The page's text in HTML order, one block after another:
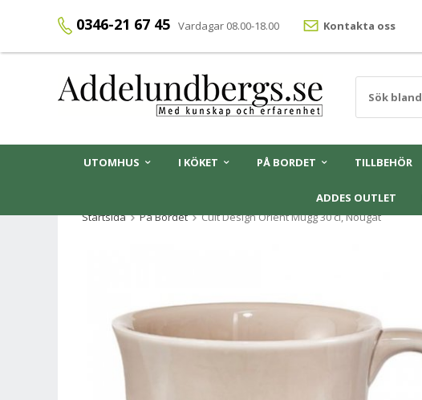
0346-21 67 45 Vardagar 08.00-18.00 Kontakta oss
UTOMHUS I KÖKET PÅ BORDET TILLBEHÖR
ADDES OUTLET
Startsida
På Bordet Cult Design Orient Mugg 30 cl, Nougat